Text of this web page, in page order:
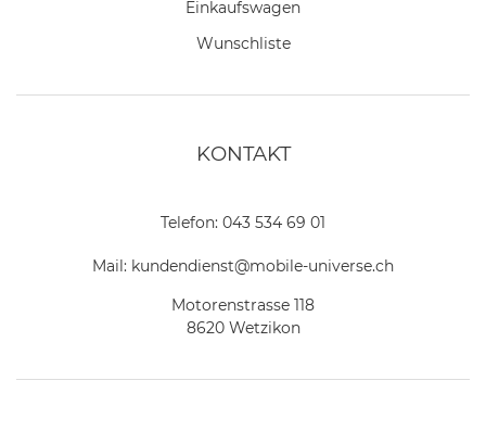
Einkaufswagen
Wunschliste
KONTAKT
Telefon: 043 534 69 01
Mail: kundendienst@mobile-universe.ch
Motorenstrasse 118
8620 Wetzikon